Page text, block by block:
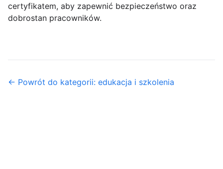
certyfikatem, aby zapewnić bezpieczeństwo oraz
dobrostan pracowników.
← Powrót do kategorii: edukacja i szkolenia